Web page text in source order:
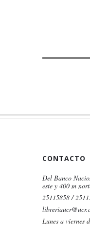
CONTACTO
Del Banco
este y 400 m
25115858 /
Lunes a viernes